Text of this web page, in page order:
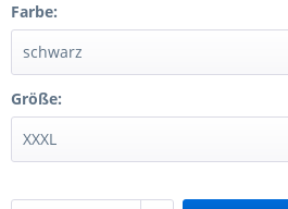
Farbe:
Größe: